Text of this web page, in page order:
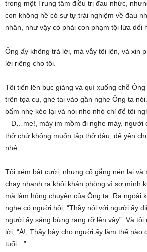
trong một Trung tâm điều trị đau nhức,
con không hề có sự tự trải nghiệm về đau
nhân, như vậy có phải con phạm tội lừa dối
Ông ấy không trả lời, mà vẫy tôi lên, và xin
lời riêng cho tôi.
Tôi tiến lên bục giảng và quì xuống chỗ
trên tọa cụ, ghé tai vào gần nghe Ông ta
bấm nhẹ kéo lại và nói nho nhỏ chỉ để tôi
– Đ…mẹ!, mày im mồm đi nghe mày, người
thở chứ không muốn tập thở đâu, để yên
nhé….
Tôi xém bật cười, nhưng cố gắng nén lại và
chạy nhanh ra khỏi khán phòng vì sợ mình
mà làm hỏng chuyện của Ông ta. Ra ngoài
nghe có người hỏi, “Thầy nói với người ấy
người ấy sáng bừng rạng rỡ lên vậy”. Và tôi
lời, “À!, Thầy bày cho người ấy làm thế nào
tuổi…”